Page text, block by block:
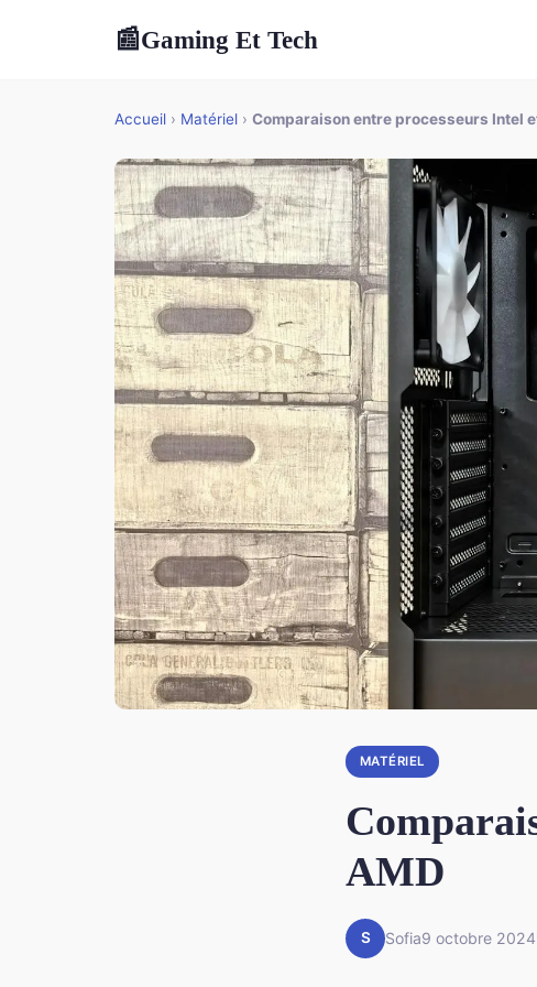
📰Gaming Et Tech
Accueil › Matériel › Comparaison entre processeurs Intel
MATÉRIEL
AMD
S Sofia9 octobre 2024